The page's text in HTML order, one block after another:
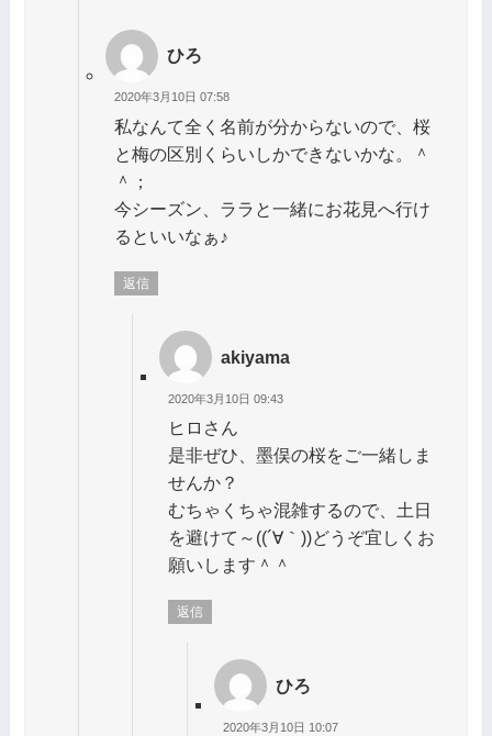
ひろ
2020年3月10日 07:58
私なんて全く名前が分からないので、桜
と梅の区別くらいしかできないかな。＾
＾；
今シーズン、ララと一緒にお花見へ行け
るといいなぁ♪
返信
akiyama
2020年3月10日 09:43
ヒロさん
是非ぜひ、墨俣の桜をご一緒しま
せんか？
むちゃくちゃ混雑するので、土日
を避けて～((´∀｀))どうぞ宜しくお
願いします＾＾
返信
ひろ
2020年3月10日 10:07